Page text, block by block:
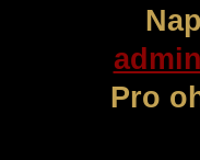
Pro